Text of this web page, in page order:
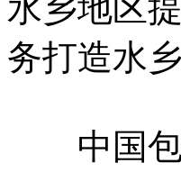
水乡地区
务打造水
中国包